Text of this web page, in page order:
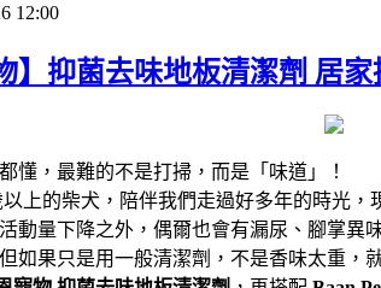
12:00
】抑菌去味地板清潔劑 居
懂，最難的不是打掃，而是「味道」！
上的柴犬，陪伴我們走過好多年的時光，
動量下降之外，偶爾也會有漏尿、腳掌異
如果只是用一般清潔劑，不是香味太重，